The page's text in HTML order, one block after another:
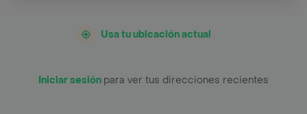
Usa tu ubicación actual
Iniciar sesión para ver tus direcciones recientes